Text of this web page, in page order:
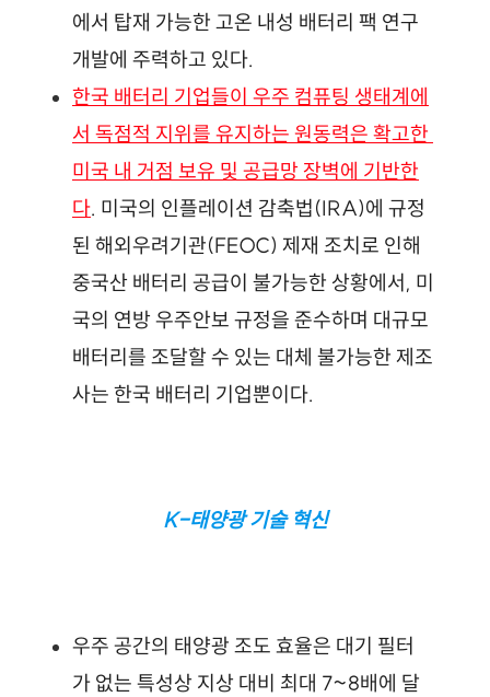
에서 탑재 가능한 고온 내성 배터리 팩 연구
개발에 주력하고 있다.
한국 배터리 기업들이 우주 컴퓨팅 생태계에
서 독점적 지위를 유지하는 원동력은 확고한
미국 내 거점 보유 및 공급망 장벽에 기반한
다. 미국의 인플레이션 감축법(IRA)에 규정
된 해외우려기관(FEOC) 제재 조치로 인해
중국산 배터리 공급이 불가능한 상황에서, 미
국의 연방 우주안보 규정을 준수하며 대규모
배터리를 조달할 수 있는 대체 불가능한 제조
사는 한국 배터리 기업뿐이다.
K-태양광 기술 혁신
우주 공간의 태양광 조도 효율은 대기 필터
가 없는 특성상 지상 대비 최대 7~8배에 달